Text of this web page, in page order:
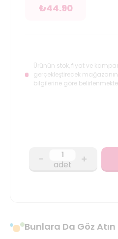
₺44.90
Ürünün stok, fiyat ve
gerçekleştirecek
bilgilerine göre
- adet +
Bunlara Da Göz Atın